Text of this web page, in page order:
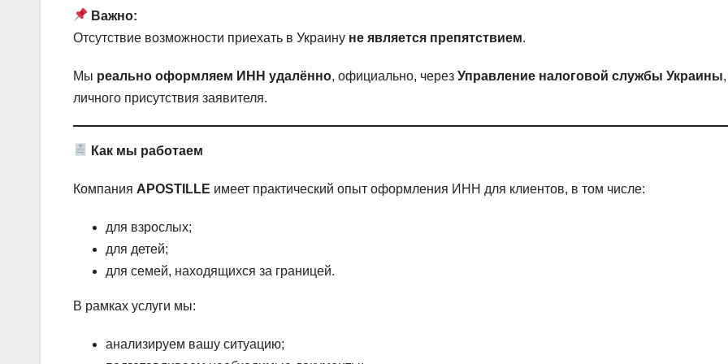
Важно:
Отсутствие возможности приехать в Украину не является препятствием.
Мы реально оформляем ИНН удалённо, официально, через Управление налоговой службы Украины
личного присутствия заявителя.
Как мы работаем
Компания APOSTILLE имеет практический опыт оформления ИНН для клиентов, в том числе:
для взрослых;
для детей;
для семей, находящихся за границей.
В рамках услуги мы:
анализируем вашу ситуацию;